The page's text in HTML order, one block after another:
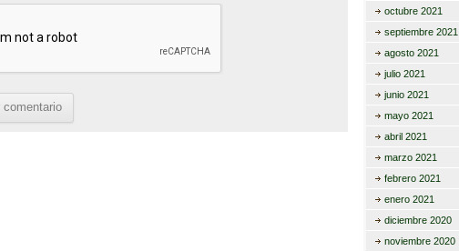
octubre 2021
septiembre 2021
agosto 2021
julio 2021
junio 2021
mayo 2021
abril 2021
marzo 2021
febrero 2021
enero 2021
diciembre 2020
noviembre 2020